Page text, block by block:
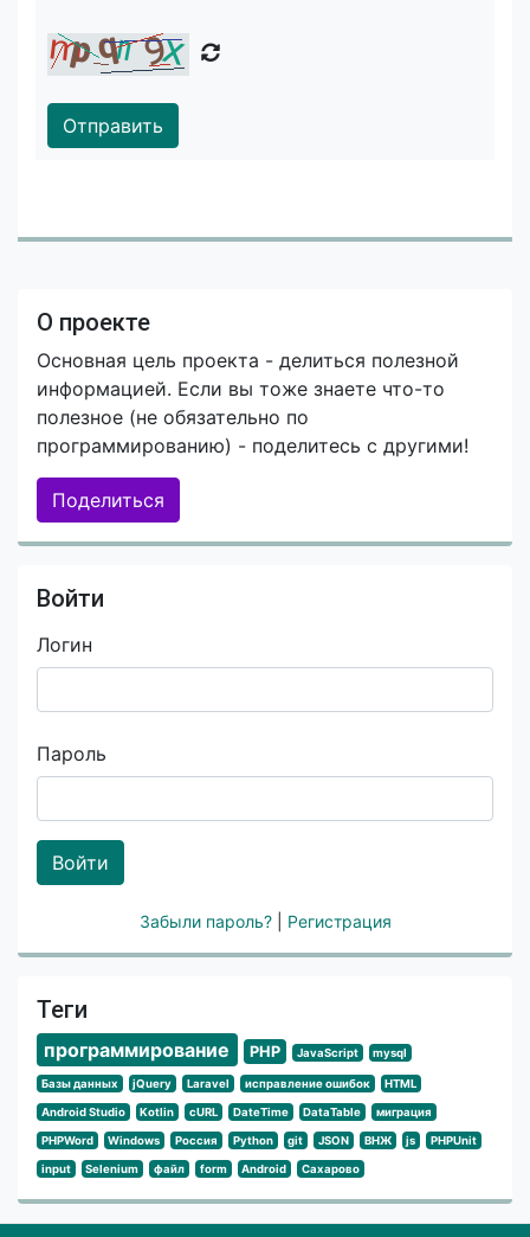
Отправить
О проекте
Основная цель проекта - делиться полезной
информацией. Если вы тоже знаете что-то
полезное (не обязательно по
программированию) - поделитесь с другими!
Поделиться
Войти
Логин
Пароль
Войти
Забыли пароль? Регистрация
Теги
программирование PHP JavaScript mysql
Базы данных jQuery Laravel исправление ошибок HTML
Android Studio Kotlin cURL DateTime DataTable миграция
PHPWord Windows Россия Python git JSON ВНЖ js PHPUnit
input Selenium файл form Android Сахарово